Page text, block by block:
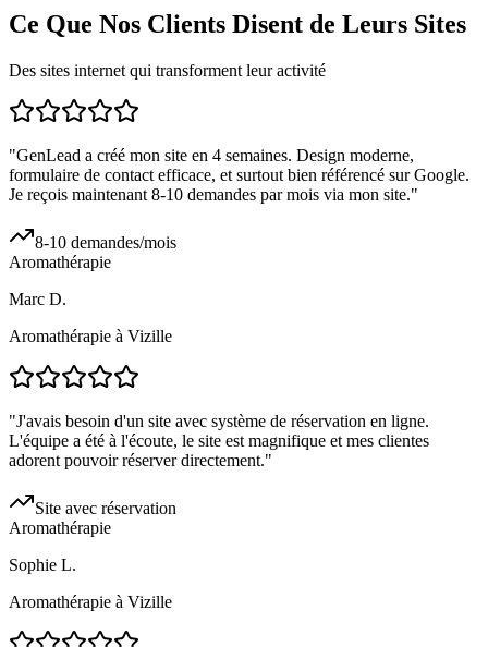
Ce Que Nos Clients Disent de Leurs Sites
Des sites internet qui transforment leur activité
"GenLead a créé mon site en 4 semaines. Design moderne,
formulaire de contact efficace, et surtout bien référencé sur Google.
Je reçois maintenant 8-10 demandes par mois via mon site."
8-10 demandes/mois
Aromathérapie
Marc D.
Aromathérapie à Vizille
"J'avais besoin d'un site avec système de réservation en ligne.
L'équipe a été à l'écoute, le site est magnifique et mes clientes
adorent pouvoir réserver directement."
Site avec réservation
Aromathérapie
Sophie L.
Aromathérapie à Vizille